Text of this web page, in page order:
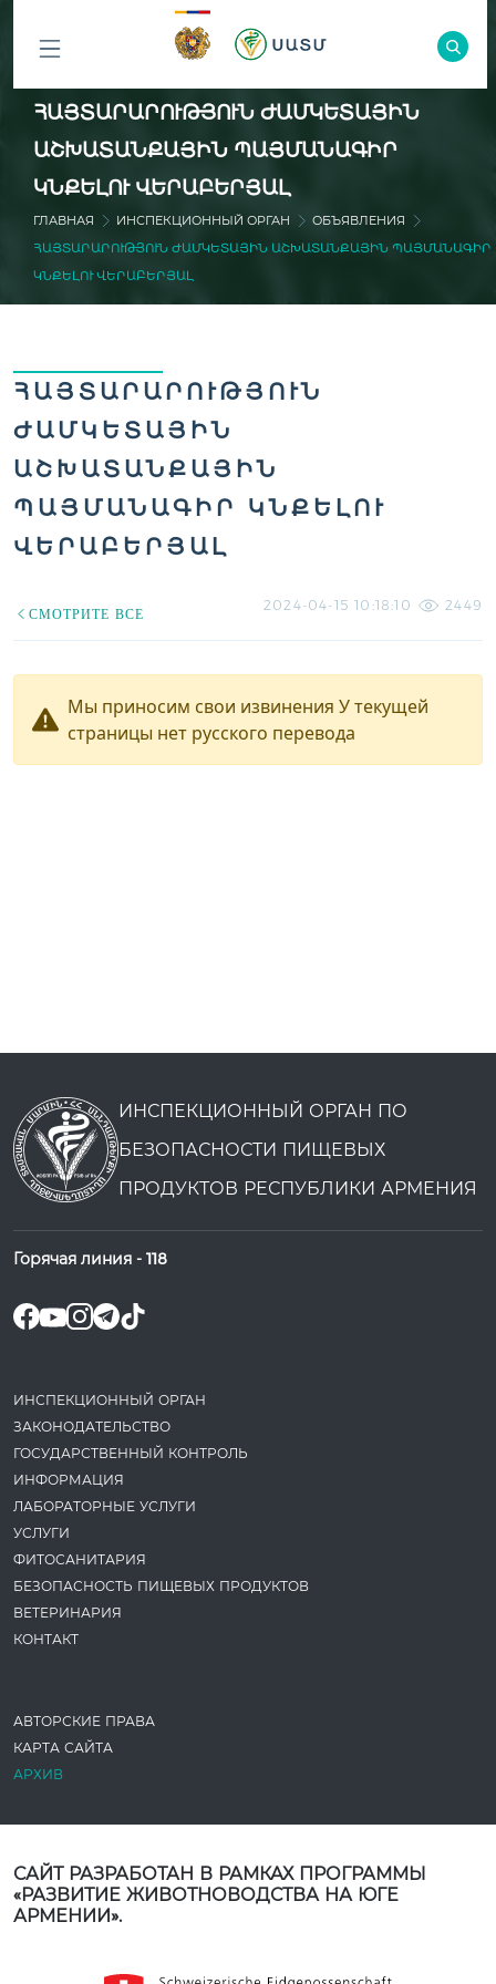
ԲՈԼՈՐ
ԲԱԺԻՆՆԵՐԸ
ՀԱՅՏԱՐԱՐՈՒԹՅՈՒՆ ԺԱՄԿԵՏԱՅԻՆ
ԱՇԽԱՏԱՆՔԱՅԻՆ ՊԱՅՄԱՆԱԳԻՐ
ԿՆՔԵԼՈՒ ՎԵՐԱԲԵՐՅԱԼ
ГЛАВНАЯ ИНСПЕКЦИОННЫЙ ОРГАН
ОБЪЯВЛЕНИЯ
ՀԱՅՏԱՐԱՐՈՒԹՅՈՒՆ ԺԱՄԿԵՏԱՅԻՆ ԱՇԽԱՏԱՆՔԱՅԻՆ ՊԱՅՄԱՆԱԳԻՐ
ԿՆՔԵԼՈՒ ՎԵՐԱԲԵՐՅԱԼ
ՀԱՅՏԱՐԱՐՈՒԹՅՈՒՆ
ԺԱՄԿԵՏԱՅԻՆ
ԱՇԽԱՏԱՆՔԱՅԻՆ
ՊԱՅՄԱՆԱԳԻՐ ԿՆՔԵԼՈՒ
ՎԵՐԱԲԵՐՅԱԼ
СМОТРИТЕ ВСЕ
2024-04-15 10:18:10 2449
Мы приносим свои извинения У текущей
страницы нет русского перевода
ИНСПЕКЦИОННЫЙ ОРГАН ПО
БЕЗОПАСНОСТИ ПИЩЕВЫХ
ПРОДУКТОВ РЕСПУБЛИКИ АРМЕНИЯ
Горячая линия - 118
ИНСПЕКЦИОННЫЙ ОРГАН
ЗАКОНОДАТЕ­ЛЬСТВО
ГОСУДАРСТВЕННЫЙ КОНТРОЛЬ
ИНФОРМАЦИЯ
ЛАБОРАТОРНЫЕ УСЛУГИ
УСЛУГИ
ФИТОСАНИТАРИЯ
БЕЗОПАСНОСТЬ ПИЩЕВЫХ ПРОДУКТОВ
ВЕТЕРИНАРИЯ
КОНТАКТ
АВТОРСКИЕ ПРАВА
КАРТА САЙТА
АРХИВ
САЙТ РАЗРАБОТАН В РАМКАХ ПРОГРАММЫ
«РАЗВИТИЕ ЖИВОТНОВОДСТВА НА ЮГЕ
АРМЕНИИ».